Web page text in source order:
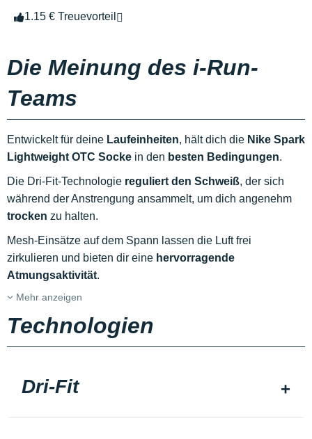
1.15 € Treuevorteil
Die Meinung des i-Run-
Teams
Entwickelt für deine Laufeinheiten, hält dich die Nike Spark
Lightweight OTC Socke in den besten Bedingungen.
Die Dri-Fit-Technologie reguliert den Schweiß, der sich
während der Anstrengung ansammelt, um dich angenehm
trocken zu halten.
Mesh-Einsätze auf dem Spann lassen die Luft frei
zirkulieren und bieten dir eine hervorragende
Atmungsaktivität.
Mehr anzeigen
Technologien
Dri-Fit